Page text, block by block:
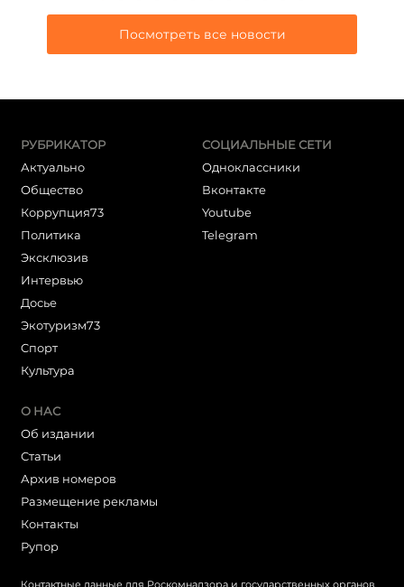
Посмотреть все новости
РУБРИКАТОР
Актуально
Общество
Коррупция73
Политика
Эксклюзив
Интервью
Досье
Экотуризм73
Cпорт
Культура
СОЦИАЛЬНЫЕ СЕТИ
Одноклассники
Вконтакте
Youtube
Telegram
О НАС
Об издании
Статьи
Архив номеров
Размещение рекламы
Контакты
Рупор